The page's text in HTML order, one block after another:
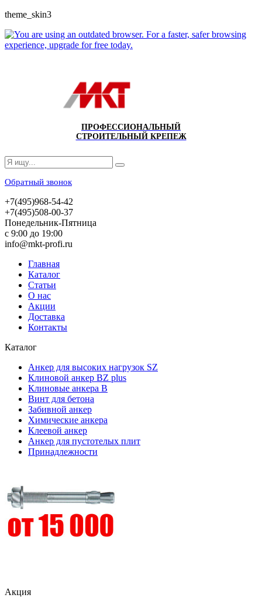
theme_skin3
ПРОФЕССИОНАЛЬНЫЙ
СТРОИТЕЛЬНЫЙ КРЕПЕЖ
Обратный звонок
+7(495)968-54-42
+7(495)508-00-37
Понедельник-Пятница
с 9:00 до 19:00
info@mkt-profi.ru
Главная
Каталог
Статьи
О нас
Акции
Доставка
Контакты
Каталог
Анкер для высоких нагрузок SZ
Клиновой анкер BZ plus
Клиновые анкера В
Винт для бетона
Забивной анкер
Химические анкера
Клеевой анкер
Анкеp для пустотелых плит
Принадлежности
Акция